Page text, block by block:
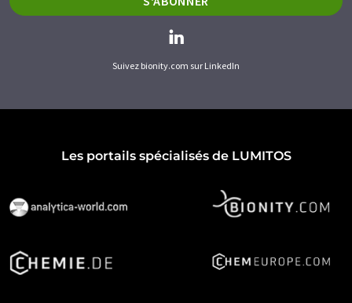
Suivez bionity.com sur LinkedIn
Les portails spécialisés de LUMITOS